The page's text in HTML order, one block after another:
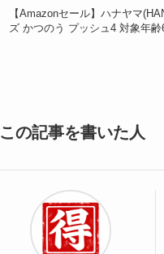
【Amazonセール】ハナヤマ
ズ かつのう プッシュ4 対象年齢
この記事を書いた人